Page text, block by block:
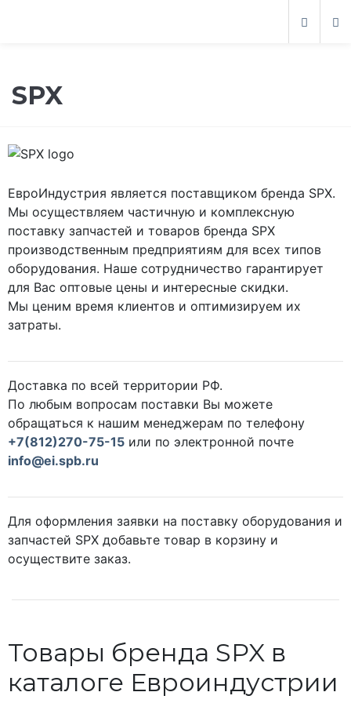
SPX
ЕвроИндустрия является поставщиком бренда SPX.
Мы осуществляем частичную и комплексную
поставку запчастей и товаров бренда SPX
производственным предприятиям для всех типов
оборудования. Наше сотрудничество гарантирует
для Вас оптовые цены и интересные скидки.
Мы ценим время клиентов и оптимизируем их
затраты.
Доставка по всей территории РФ.
По любым вопросам поставки Вы можете
обращаться к нашим менеджерам по телефону
+7(812)270-75-15 или по электронной почте
info@ei.spb.ru
Для оформления заявки на поставку оборудования и
запчастей SPX добавьте товар в корзину и
осуществите заказ.
Товары бренда SPX в
каталоге Евроиндустрии